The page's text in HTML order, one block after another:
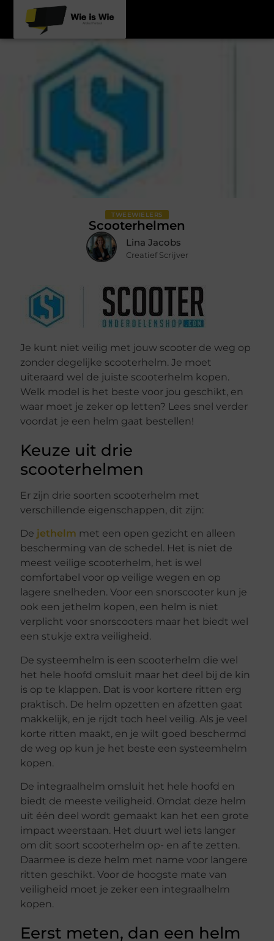
TWEEWIELERS
Scooterhelmen
Lina Jacobs
Creatief Scrijver
Je kunt niet veilig met jouw scooter de weg op
zonder degelijke scooterhelm. Je moet
uiteraard wel de juiste scooterhelm kopen.
Welk model is het beste voor jou geschikt, en
waar moet je zeker op letten? Lees snel verder
voordat je een helm gaat bestellen!
Keuze uit drie
scooterhelmen
Er zijn drie soorten scooterhelm met
verschillende eigenschappen, dit zijn:
De jethelm met een open gezicht en alleen
bescherming van de schedel. Het is niet de
meest veilige scooterhelm, het is wel
comfortabel voor op veilige wegen en op
lagere snelheden. Voor een snorscooter kun je
ook een jethelm kopen, een helm is niet
verplicht voor snorscooters maar het biedt wel
een stukje extra veiligheid.
De systeemhelm is een scooterhelm die wel
het hele hoofd omsluit maar het deel bij de kin
is op te klappen. Dat is voor kortere ritten erg
praktisch. De helm opzetten en afzetten gaat
makkelijk, en je rijdt toch heel veilig. Als je veel
korte ritten maakt, en je wilt goed beschermd
de weg op kun je het beste een systeemhelm
kopen.
De integraalhelm omsluit het hele hoofd en
biedt de meeste veiligheid. Omdat deze helm
uit één deel wordt gemaakt kan het een grote
impact weerstaan. Het duurt wel iets langer
om dit soort scooterhelm op- en af te zetten.
Daarmee is deze helm met name voor langere
ritten geschikt. Voor de hoogste mate van
veiligheid moet je zeker een integraalhelm
kopen.
Eerst meten, dan een helm